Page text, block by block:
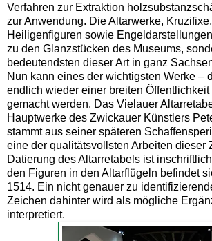
Verfahren zur Extraktion
zur Anwendung. Die Altarwerke,
Heiligenfiguren sowie
zu den Glanzstücken des Museums,
bedeutendsten dieser Art in ganz
Nun kann eines der wichtigsten Werke –
endlich wieder einer breiten
gemacht werden. Das Vielauer
Hauptwerke des Zwickauer Künstlers
stammt aus seiner späteren
eine der qualitätsvollsten Arbeiten dieser
Datierung des Altarretabels ist
den Figuren in den Altarflügeln befindet
1514. Ein nicht genauer zu
Zeichen dahinter wird als mögliche
interpretiert.